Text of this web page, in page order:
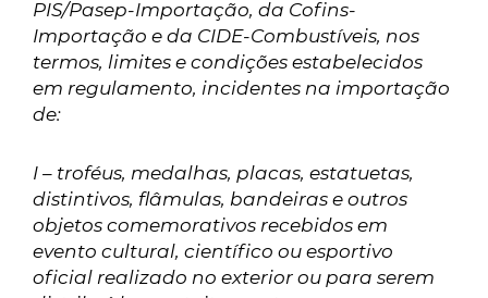
PIS/Pasep-Importação, da Cofins-
Importação e da CIDE-Combustíveis, nos
termos, limites e condições estabelecidos
em regulamento, incidentes na importação
de:
I – troféus, medalhas, placas, estatuetas,
distintivos, flâmulas, bandeiras e outros
objetos comemorativos recebidos em
evento cultural, científico ou esportivo
oficial realizado no exterior ou para serem